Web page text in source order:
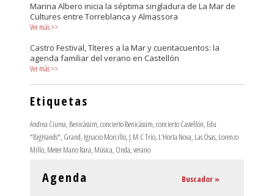
Marina Albero inicia la séptima singladura de La Mar de
Cultures entre Torreblanca y Almassora
Ver más>>
Castro Festival, Títeres a la Mar y cuentacuentos: la
agenda familiar del verano en Castellón
Ver más>>
Etiquetas
Andrea Ciurea, Benicàssim,concierto Benicàssim,concierto Castellón, Edu
"BigHands", Grand, Ignacio Morcillo, J.M.C Trío, L’Horta Nova, Las Osas, Lorenzo
Millo, Meter Mano Rara, Música, Onda,verano
Agenda Buscador »